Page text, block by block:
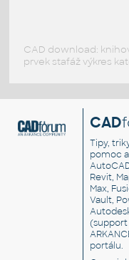
CAD download:
prvek stafáž výkres
CAD
Tipy,
pomoc
Revit,
Max,
Vault,
portálu.